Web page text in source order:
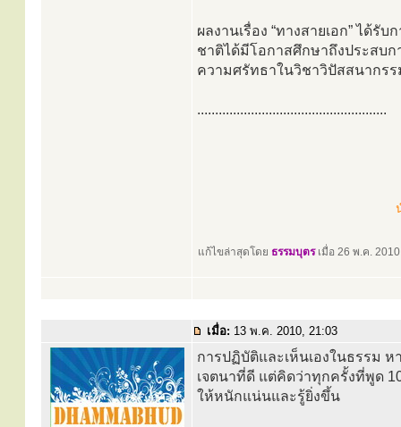
ผลงานเรื่อง “ทางสายเอก” ได้
ชาติได้มีโอกาสศึกษาถึงประสบ
ความศรัทธาในวิชาวิปัสสนากร
.....................................................
แก้ไขล่าสุดโดย ธรรมบุตรเมื่อ 26 พ.ค.
เมื่อ: 13 พ.ค. 2010, 21:03
การปฏิบัติและเห็นเองในธรรม
เจตนาที่ดี แต่คิดว่าทุกครั้งที่พูด
ให้หนักแน่นและรู้ยิ่งขึ้น